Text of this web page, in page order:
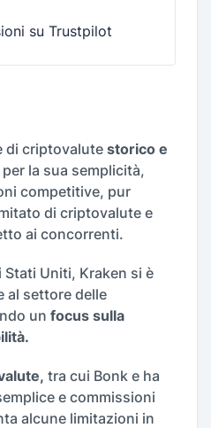
su Trustpilot
di criptovalute storico e
la sua semplicità,
competitive, pur
di criptovalute e
ai concorrenti.
Stati Uniti, Kraken si è
al settore delle
un focus sulla
tra cui Bonk e ha
e commissioni
alcune limitazioni in